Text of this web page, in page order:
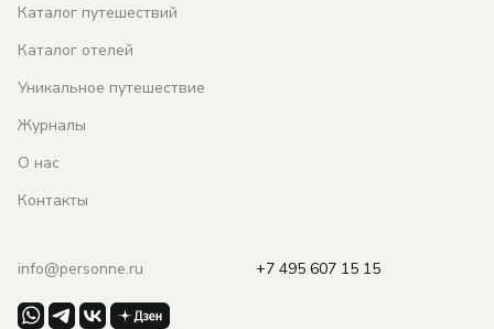
Каталог путешествий
Каталог отелей
Уникальное путешествие
Журналы
О нас
Контакты
info@personne.ru +7 495 607 15 15